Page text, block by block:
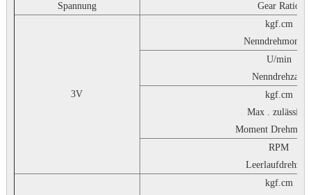
Spannung
Gear Ratio
3V
kgf.cm
U/min
Nenndrehzahl
kgf.cm
Max . zulässiges
Moment
RPM
kgf.cm